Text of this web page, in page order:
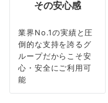
その安心感
業界No.1の実績と圧
倒的な支持を誇るグ
ループだからこそ安
心・安全にご利用可
能